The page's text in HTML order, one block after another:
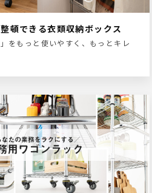
頓できる衣類収納ボックス
」をもっと使いやすく、もっとキレ